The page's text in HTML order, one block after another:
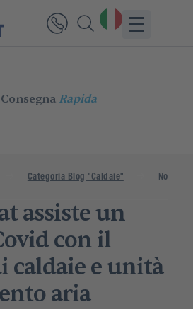
Consegna Rapida
Categoria Blog "Caldaie" Nolo
assiste un
con il
caldaie e unità
aria